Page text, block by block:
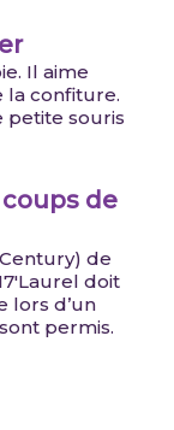
Il aime
la confiture.
petite souris
coups de
de
doit
lors d’un
permis.